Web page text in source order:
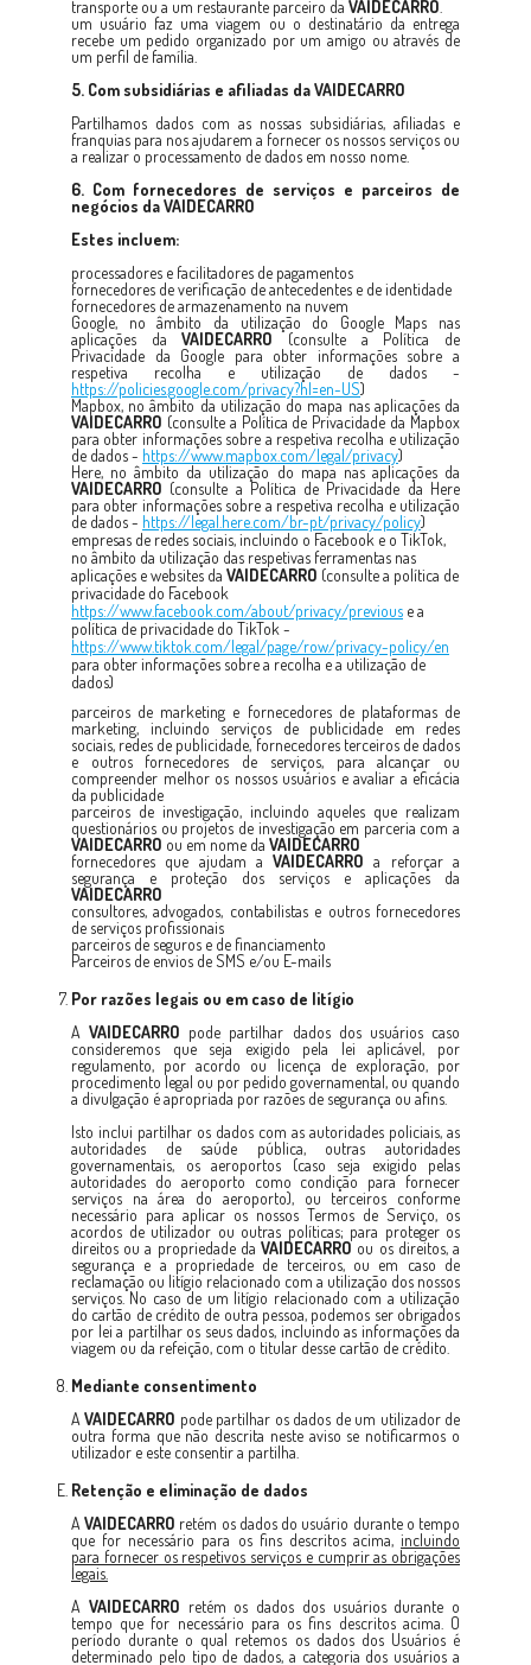
transporte ou a um restaurante parceiro da VAIDECARRO
um usuário faz uma viagem ou o destinatário da entrega
recebe um pedido organizado por um amigo ou através de
um perfil de família.
5. Com subsidiárias e afiliadas daVAIDECARRO
Partilhamos dados com as nossas subsidiárias, afiliadas e
franquias para nos ajudarem a fornecer os nossos serviços ou
a realizar o processamento de dados em nosso nome.
6. Com fornecedores de serviços e parceiros de
negócios daVAIDECARRO
Estes incluem:
processadores e facilitadores de pagamentos
fornecedores de verificação de antecedentes e de identidade
fornecedores de armazenamento na nuvem
Google, no âmbito da utilização do Google Maps nas
aplicações daVAIDECARRO (consulte a Política de
Privacidade da Google para obter informações sobre a
respetiva recolha e utilização de dados -
https://policies.google.com/privacy?hl=en-US)
Mapbox, no âmbito da utilização do mapa nas aplicações da
VAIDECARRO (consulte a Política de Privacidade da Mapbox
para obter informações sobre a respetiva recolha e utilização
de dados - https://www.mapbox.com/legal/privacy)
Here, no âmbito da utilização do mapa nas aplicações da
VAIDECARRO (consulte a Política de Privacidade da Here
para obter informações sobre a respetiva recolha e utilização
de dados - https://legal.here.com/br-pt/privacy/policy)
empresas de redes sociais, incluindo o Facebook e o TikTok,
no âmbito da utilização das respetivas ferramentas nas
aplicações e websites da VAIDECARRO (consulte a política de
privacidade do Facebook
https://www.facebook.com/about/privacy/previous e a
política de privacidade do TikTok -
https://www.tiktok.com/legal/page/row/privacy-policy/en
para obter informações sobre a recolha e a utilização de
dados)
parceiros de marketing e fornecedores de plataformas de
marketing, incluindo serviços de publicidade em redes
sociais, redes de publicidade, fornecedores terceiros de dados
e outros fornecedores de serviços, para alcançar ou
compreender melhor os nossos usuários e avaliar a eficácia
da publicidade
parceiros de investigação, incluindo aqueles que realizam
questionários ou projetos de investigação em parceria com a
VAIDECARRO ou em nome da VAIDECARRO
fornecedores que ajudam aVAIDECARRO a reforçar a
segurança e proteção dos serviços e aplicações da
VAIDECARRO
consultores, advogados, contabilistas e outros fornecedores
de serviços profissionais
parceiros de seguros e de financiamento
Parceiros de envios de SMS e/ou E-mails
Por razões legais ou em caso de litígio
AVAIDECARRO pode partilhar dados dos usuários caso
consideremos que seja exigido pela lei aplicável, por
regulamento, por acordo ou licença de exploração, por
procedimento legal ou por pedido governamental, ou quando
a divulgação é apropriada por razões de segurança ou afins.
Isto inclui partilhar os dados com as autoridades policiais, as
autoridades de saúde pública, outras autoridades
governamentais, os aeroportos (caso seja exigido pelas
autoridades do aeroporto como condição para fornecer
serviços na área do aeroporto), ou terceiros conforme
necessário para aplicar os nossos Termos de Serviço, os
acordos de utilizador ou outras políticas; para proteger os
direitos ou a propriedade daVAIDECARRO ou os direitos, a
segurança e a propriedade de terceiros, ou em caso de
reclamação ou litígio relacionado com a utilização dos nossos
serviços. No caso de um litígio relacionado com a utilização
do cartão de crédito de outra pessoa, podemos ser obrigados
por lei a partilhar os seus dados, incluindo as informações da
viagem ou da refeição, com o titular desse cartão de crédito.
Mediante consentimento
AVAIDECARRO pode partilhar os dados de um utilizador de
outra forma que não descrita neste aviso se notificarmos o
utilizador e este consentir a partilha.
Retenção e eliminação de dados
AVAIDECARRO retém os dados do usuário durante o tempo
que for necessário para os fins descritos acima, incluindo
para fornecer os respetivos serviços e cumprir as obrigações
legais.
A VAIDECARRO retém os dados dos usuários durante o
tempo que for necessário para os fins descritos acima. O
período durante o qual retemos os dados dos Usuários é
determinado pelo tipo de dados, a categoria dos usuários a